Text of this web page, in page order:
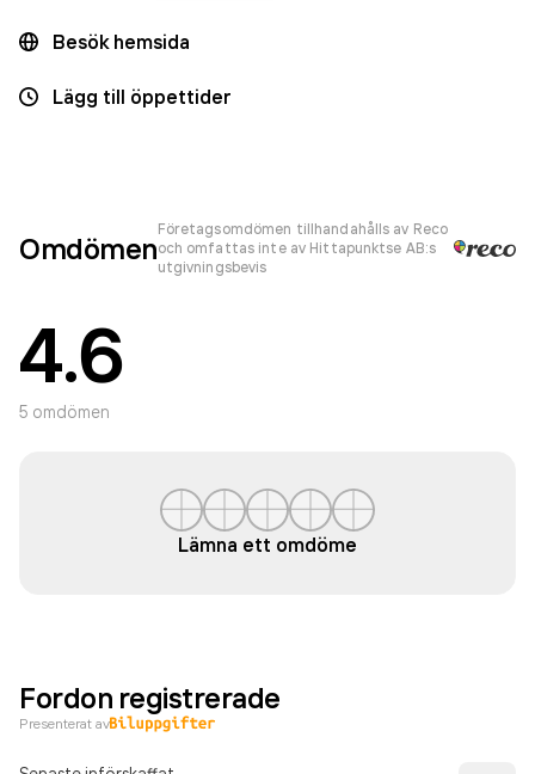
Besök hemsida
Lägg till öppettider
Omdömen
Företagsomdömen tillhandahålls av Reco
och omfattas inte av Hittapunktse AB:s
utgivningsbevis
4.6
5 omdömen
Lämna ett omdöme
Fordon registrerade
Presenterat av